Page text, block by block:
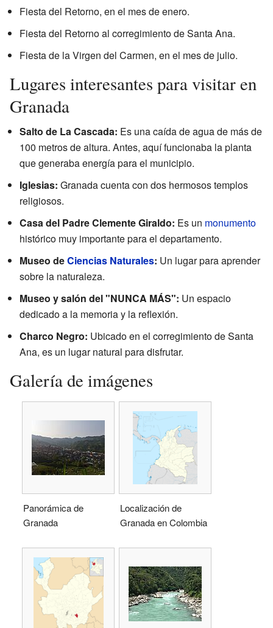
Fiesta del Retorno, en el mes de enero.
Fiesta del Retorno al corregimiento de Santa Ana.
Fiesta de la Virgen del Carmen, en el mes de julio.
Lugares interesantes para visitar en
Granada
Salto de La Cascada: Es una caída de agua de más de
100 metros de altura. Antes, aquí funcionaba la planta
que generaba energía para el municipio.
Iglesias: Granada cuenta con dos hermosos templos
religiosos.
Casa del Padre Clemente Giraldo: Es un monumento
histórico muy importante para el departamento.
Museo deCiencias Naturales: Un lugar para aprender
sobre la naturaleza.
Museo y salón del "NUNCA MÁS": Un espacio
dedicado a la memoria y la reflexión.
Charco Negro: Ubicado en el corregimiento de Santa
Ana, es un lugar natural para disfrutar.
Galería de imágenes
Panorámica de
Granada
Localización de
Granada en Colombia